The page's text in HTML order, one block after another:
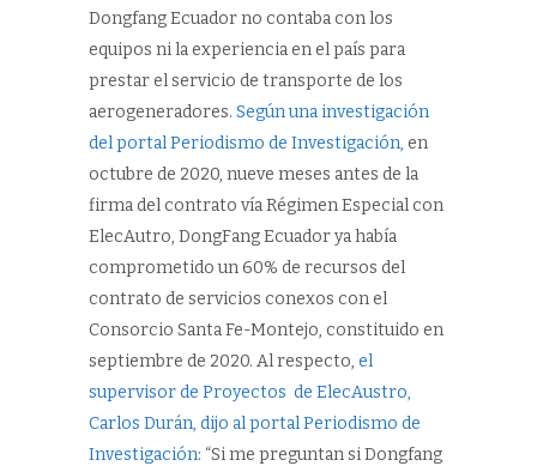
Dongfang Ecuador no contaba con los
equipos ni la experiencia en el país para
prestar el servicio de transporte de los
aerogeneradores. Según una investigación
del portal Periodismo de Investigación, en
octubre de 2020, nueve meses antes de la
firma del contrato vía Régimen Especial con
ElecAutro, DongFang Ecuador ya había
comprometido un 60% de recursos del
contrato de servicios conexos con el
Consorcio Santa Fe-Montejo, constituido en
septiembre de 2020. Al respecto, el
supervisor de Proyectos de ElecAustro,
Carlos Durán, dijo al portal Periodismo de
Investigación: “Si me preguntan si Dongfang